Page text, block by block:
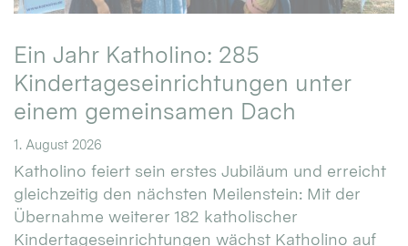
Ein Jahr Katholino: 285
Kindertageseinrichtungen unter
einem gemeinsamen Dach
1. August 2026
Katholino feiert sein erstes Jubiläum und erreicht
gleichzeitig den nächsten Meilenstein: Mit der
Übernahme weiterer 182 katholischer
Kindertageseinrichtungen wächst Katholino auf